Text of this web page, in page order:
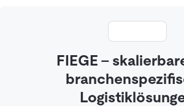
FIEGE -